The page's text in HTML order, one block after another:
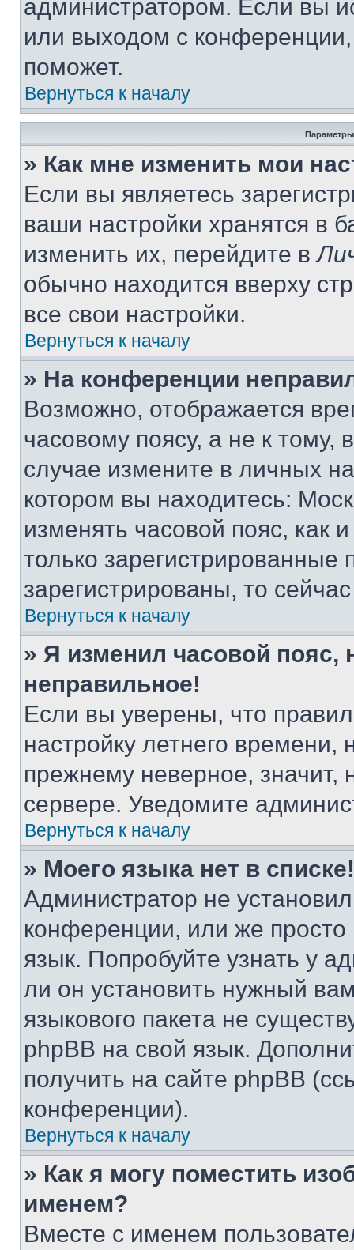
администратором. Если вы
или выходом с
поможет.
Вернуться к началу
Параметры
» Как мне изменить мои
Если вы являетесь
ваши настройки хранятся в
изменить их, перейдите в
обычно находится вверху
все свои настройки.
Вернуться к началу
» На конференции
Возможно, отображается
часовому поясу, а не к тому,
случае измените в личных
котором вы находитесь:
изменять часовой пояс, как
только
зарегистрированы, то
Вернуться к началу
» Я изменил часовой пояс,
неправильное!
Если вы уверены, что
настройку летнего
прежнему неверное, значит,
сервере. Уведомите
Вернуться к началу
» Моего языка нет в списке!
Администратор не
конференции, или же
язык. Попробуйте узнать у
ли он установить нужный
языкового пакета не
phpBB на свой язык.
получить на сайте phpBB
конференции).
Вернуться к началу
» Как я могу поместить
именем?
Вместе с именем